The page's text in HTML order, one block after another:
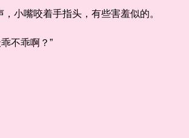
小嘴咬着手指头，有些害羞似的。
不乖啊？”